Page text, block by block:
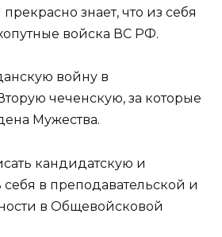
знает, что из себя
войска ВС РФ.
войну в
чеченскую, за которые
Мужества.
кандидатскую и
в преподавательской и
в Общевойсковой